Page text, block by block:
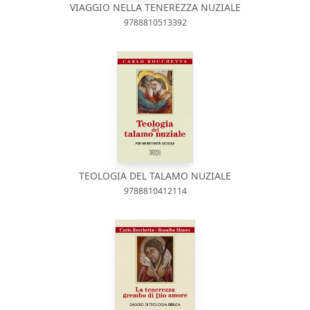
VIAGGIO NELLA TENEREZZA NUZIALE
9788810513392
TEOLOGIA DEL TALAMO NUZIALE
9788810412114